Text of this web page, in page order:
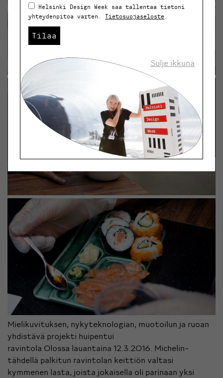
Mielikuvituksen, nykyteknologian, muotoilun ja ruoan
yhdistävä projekti huipentui
ravintola Olossa lauantaina 12.3.2016. Michelin-
tähdellä palkitun ravintolan keittiön valtasi
kymmenen lasta, joista jokaisella oli parinaan yksi
Helsinki Design Week saa tallentaa tietoni
yhteydenpitoa varten. Tietosuojaseloste
Tilaa
Sulje ikkuna